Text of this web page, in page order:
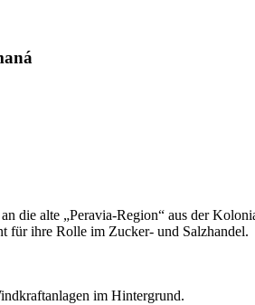
die alte „Peravia‑Region“ aus der
für ihre Rolle im Zucker‑ und Salzhandel.
im Hintergrund.